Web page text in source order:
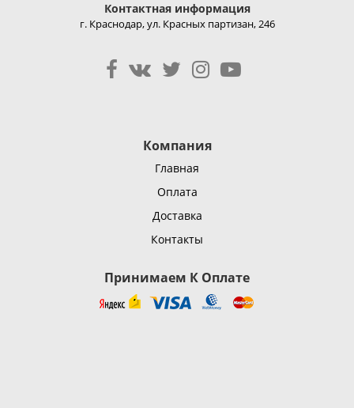
Контактная информация
г. Краснодар, ул. Красных партизан, 246
Компания
Главная
Оплата
Доставка
Контакты
Принимаем К Оплате